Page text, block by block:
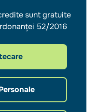
sunt gratuite
52/2016